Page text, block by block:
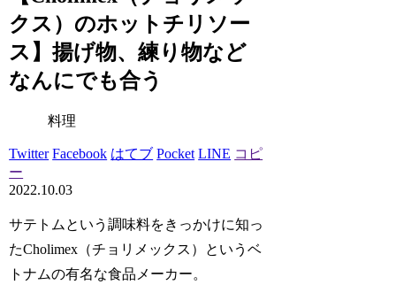
クス）のホットチリソー
ス】揚げ物、練り物など
なんにでも合う
料理
Twitter Facebook はてブ Pocket LINE コピ
ー
2022.10.03
サテトムという調味料をきっかけに知っ
たCholimex（チョリメックス）
というベ
トナムの有名な食品メーカー。